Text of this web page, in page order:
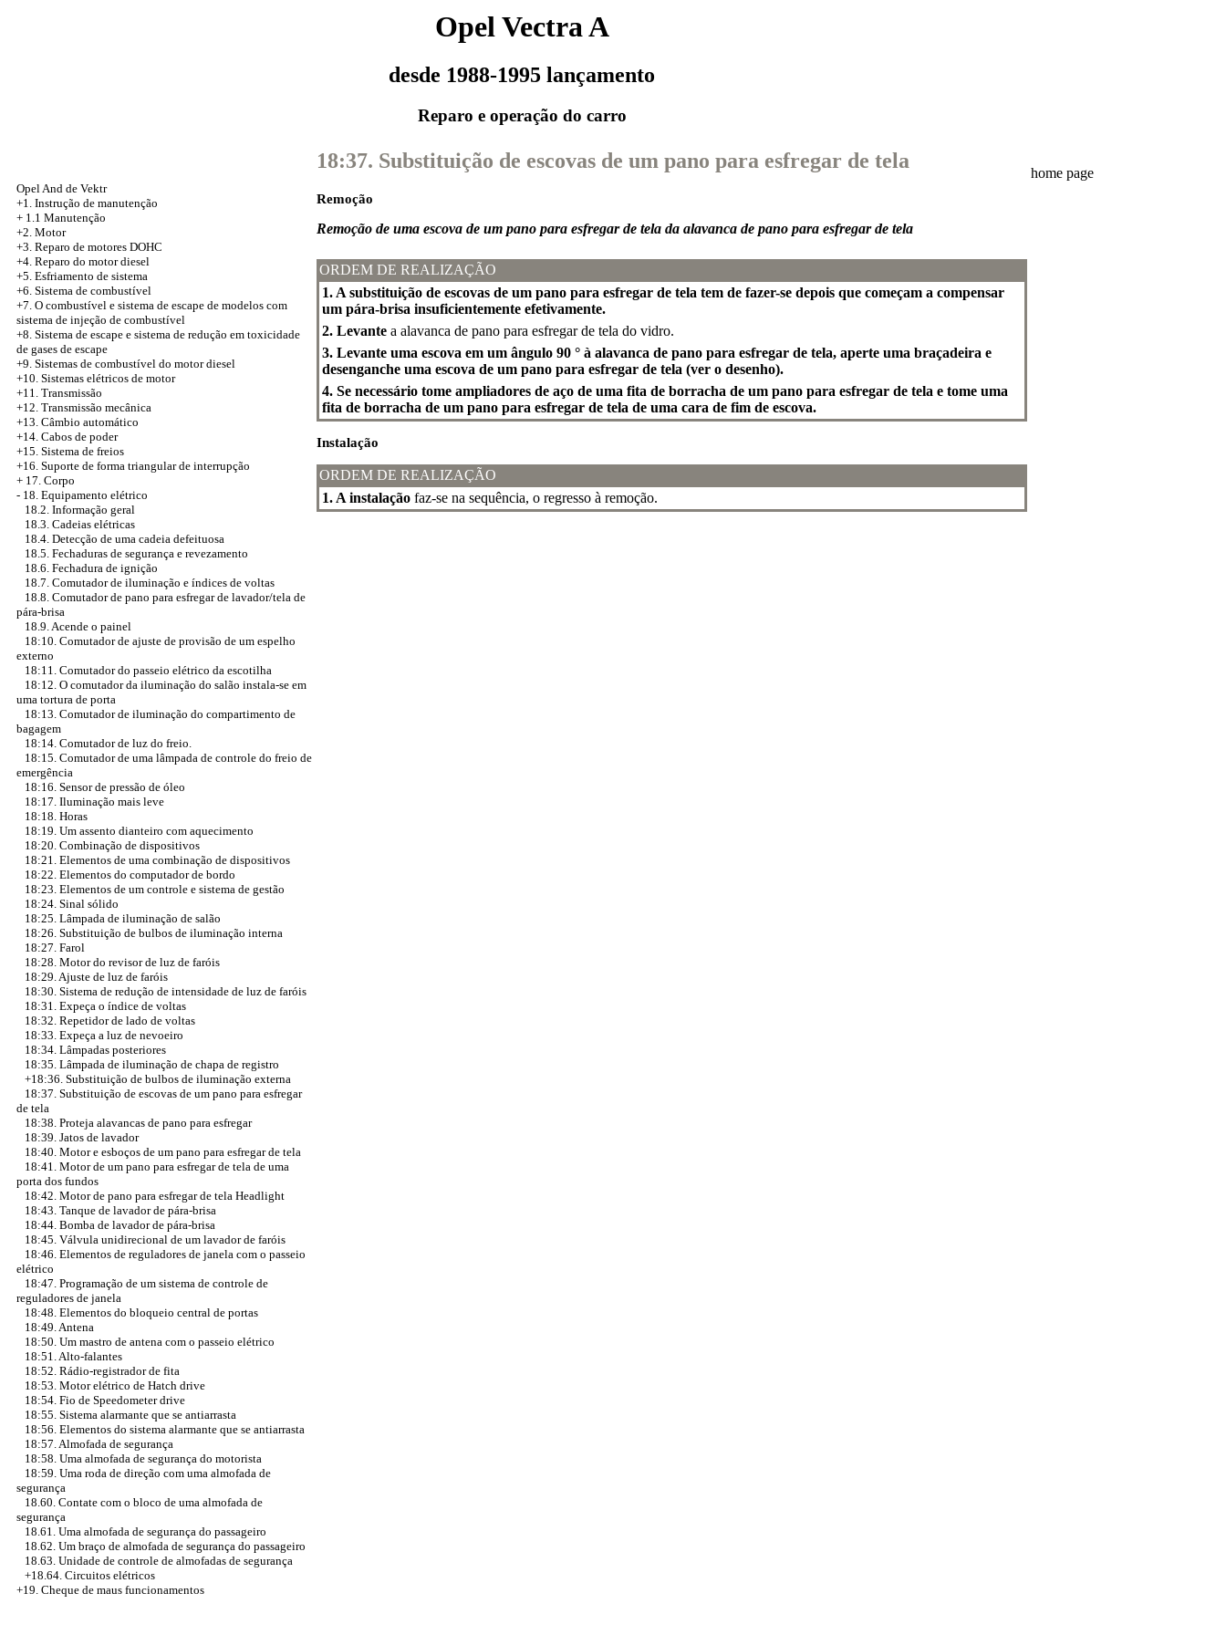
Opel Vectra A
desde 1988-1995 lançamento
Reparo e operação do carro
Opel And de Vektr
+1. Instrução de manutenção
+ 1.1 Manutenção
+2. Motor
+3. Reparo de motores DOHC
+4. Reparo do motor diesel
+5. Esfriamento de sistema
+6. Sistema de combustível
+7. O combustível e sistema de escape de modelos com
sistema de injeção de combustível
+8. Sistema de escape e sistema de redução em toxicidade
de gases de escape
+9. Sistemas de combustível do motor diesel
+10. Sistemas elétricos de motor
+11. Transmissão
+12. Transmissão mecânica
+13. Câmbio automático
+14. Cabos de poder
+15. Sistema de freios
+16. Suporte de forma triangular de interrupção
+ 17. Corpo
- 18. Equipamento elétrico
18.2. Informação geral
18.3. Cadeias elétricas
18.4. Detecção de uma cadeia defeituosa
18.5. Fechaduras de segurança e revezamento
18.6. Fechadura de ignição
18.7. Comutador de iluminação e índices de voltas
18.8. Comutador de pano para esfregar de lavador/tela de
pára-brisa
18.9. Acende o painel
18:10. Comutador de ajuste de provisão de um espelho
externo
18:11. Comutador do passeio elétrico da escotilha
18:12. O comutador da iluminação do salão instala-se em
uma tortura de porta
18:13. Comutador de iluminação do compartimento de
bagagem
18:14. Comutador de luz do freio.
18:15. Comutador de uma lâmpada de controle do freio de
emergência
18:16. Sensor de pressão de óleo
18:17. Iluminação mais leve
18:18. Horas
18:19. Um assento dianteiro com aquecimento
18:20. Combinação de dispositivos
18:21. Elementos de uma combinação de dispositivos
18:22. Elementos do computador de bordo
18:23. Elementos de um controle e sistema de gestão
18:24. Sinal sólido
18:25. Lâmpada de iluminação de salão
18:26. Substituição de bulbos de iluminação interna
18:27. Farol
18:28. Motor do revisor de luz de faróis
18:29. Ajuste de luz de faróis
18:30. Sistema de redução de intensidade de luz de faróis
18:31. Expeça o índice de voltas
18:32. Repetidor de lado de voltas
18:33. Expeça a luz de nevoeiro
18:34. Lâmpadas posteriores
18:35. Lâmpada de iluminação de chapa de registro
+18:36. Substituição de bulbos de iluminação externa
18:37. Substituição de escovas de um pano para esfregar
de tela
18:38. Proteja alavancas de pano para esfregar
18:39. Jatos de lavador
18:40. Motor e esboços de um pano para esfregar de tela
18:41. Motor de um pano para esfregar de tela de uma
porta dos fundos
18:42. Motor de pano para esfregar de tela Headlight
18:43. Tanque de lavador de pára-brisa
18:44. Bomba de lavador de pára-brisa
18:45. Válvula unidirecional de um lavador de faróis
18:46. Elementos de reguladores de janela com o passeio
elétrico
18:47. Programação de um sistema de controle de
reguladores de janela
18:48. Elementos do bloqueio central de portas
18:49. Antena
18:50. Um mastro de antena com o passeio elétrico
18:51. Alto-falantes
18:52. Rádio-registrador de fita
18:53. Motor elétrico de Hatch drive
18:54. Fio de Speedometer drive
18:55. Sistema alarmante que se antiarrasta
18:56. Elementos do sistema alarmante que se antiarrasta
18:57. Almofada de segurança
18:58. Uma almofada de segurança do motorista
18:59. Uma roda de direção com uma almofada de
segurança
18.60. Contate com o bloco de uma almofada de
segurança
18.61. Uma almofada de segurança do passageiro
18.62. Um braço de almofada de segurança do passageiro
18.63. Unidade de controle de almofadas de segurança
+18.64. Circuitos elétricos
+19. Cheque de maus funcionamentos
18:37. Substituição de escovas de um pano para esfregar de tela
Remoção
Remoção de uma escova de um pano para esfregar de tela da alavanca de pano para esfregar de tela
ORDEM DE REALIZAÇÃO
1. A substituição de escovas de um pano para esfregar de tela tem de fazer-se depois que começam a compensar
um pára-brisa insuficientemente efetivamente.
2. Levante a alavanca de pano para esfregar de tela do vidro.
3. Levante uma escova em um ângulo 90 ° à alavanca de pano para esfregar de tela, aperte uma braçadeira e
desenganche uma escova de um pano para esfregar de tela (ver o desenho).
4. Se necessário tome ampliadores de aço de uma fita de borracha de um pano para esfregar de tela e tome uma
fita de borracha de um pano para esfregar de tela de uma cara de fim de escova.
Instalação
ORDEM DE REALIZAÇÃO
1. A instalação faz-se na sequência, o regresso à remoção.
home page